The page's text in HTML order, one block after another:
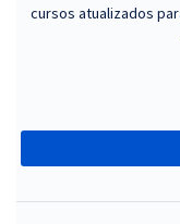
cursos atualizados